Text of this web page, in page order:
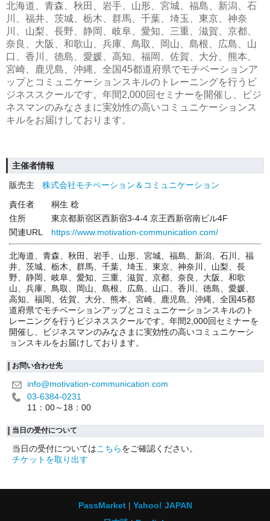
北海道、青森、秋田、岩手、山形、宮城、福島、新潟、石
川、福井、茨城、栃木、群馬、千葉、埼玉、東京、神奈
川、山梨、長野、静岡、岐阜、愛知、三重、滋賀、京都、
奈良、大阪、和歌山、兵庫、鳥取、岡山、島根、広島、山
口、香川、徳島、愛媛、高知、福岡、佐賀、大分、熊本、
宮崎、鹿児島、沖縄、全国45都道府県でモチベーションア
ップとコミュニケーションスキルのトレーニングを行うビ
ジネススクールです。年間2,000回セミナーを開催し、ビジ
ネスマンのみなさまに実効性の高いコミュニケーションス
キルをお届けしております。
主催者情報
販売主
株式会社モチベーション＆コミュニケーション
責任者
桐生 稔
住所
東京都新宿区西新宿3-4-4 京王西新宿南ビル4F
関連URL
https://www.motivation-communication.com/
北海道、青森、秋田、岩手、山形、宮城、福島、新潟、石川、福
井、茨城、栃木、群馬、千葉、埼玉、東京、神奈川、山梨、長
野、静岡、岐阜、愛知、三重、滋賀、京都、奈良、大阪、和歌
山、兵庫、鳥取、岡山、島根、広島、山口、香川、徳島、愛媛、
高知、福岡、佐賀、大分、熊本、宮崎、鹿児島、沖縄、全国45都
道府県でモチベーションアップとコミュニケーションスキルのト
レーニングを行うビジネススクールです。年間2,000回セミナーを
開催し、ビジネスマンのみなさまに実効性の高いコミュニケーシ
ョンスキルをお届けしております。
お問い合わせ先
info@motivation-communication.com
03-6384-0231
11：00～18：00
当日の受付について
当日の受付についてはこちらをご確認ください。
チケットを取り出す
PassMarket
Yahoo! JAPAN